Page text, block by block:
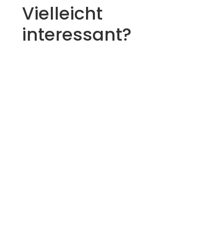
Vielleicht
interessant?